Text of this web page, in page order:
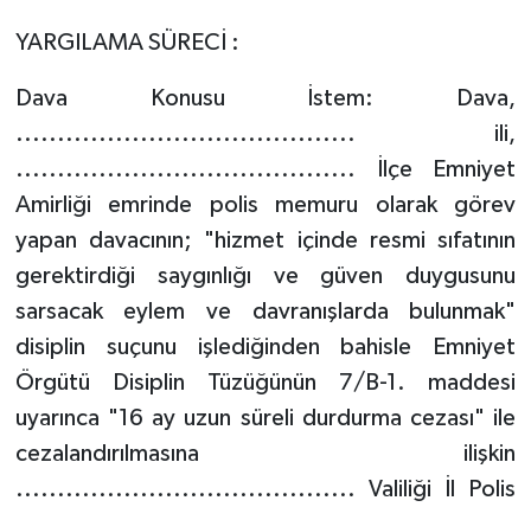
YARGILAMA SÜRECİ :
Dava Konusu İstem: Dava,
......................................... ili,
......................................... İlçe Emniyet
Amirliği emrinde polis memuru olarak görev
yapan davacının; "hizmet içinde resmi sıfatının
gerektirdiği saygınlığı ve güven duygusunu
sarsacak eylem ve davranışlarda bulunmak"
disiplin suçunu işlediğinden bahisle Emniyet
Örgütü Disiplin Tüzüğünün 7/B-1. maddesi
uyarınca "16 ay uzun süreli durdurma cezası" ile
cezalandırılmasına ilişkin
......................................... Valiliği İl Polis